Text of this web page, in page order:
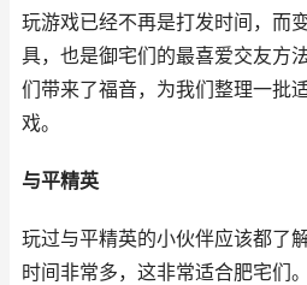
玩游戏已经不再是打发时间，而
具，也是御宅们的最喜爱交友方
们带来了福音，为我们整理一批
戏。
与平精英
玩过与平精英的小伙伴应该都了
时间非常多，这非常适合肥宅们